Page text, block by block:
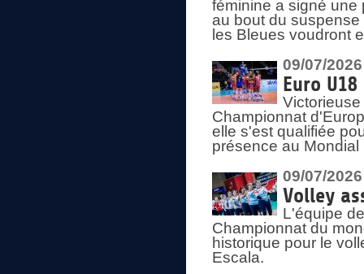
féminine a signé une
au bout du
les Bleues voudront
09/07/2026
Euro
Championnat
elle s'est qualifiée
présence au
09/07/2026
Volley
L'équipe
Championnat du
historique pour le
Escala.